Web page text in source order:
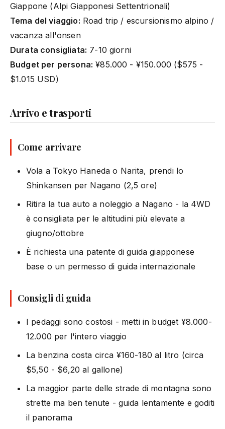
Giappone (Alpi Giapponesi Settentrionali)
Tema del viaggio: Road trip / escursionismo alpino /
vacanza all'onsen
Durata consigliata: 7-10 giorni
Budget per persona: ¥85.000 - ¥150.000 ($575 -
$1.015 USD)
Arrivo e trasporti
Come arrivare
Vola a Tokyo Haneda o Narita, prendi lo
Shinkansen per Nagano (2,5 ore)
Ritira la tua auto a noleggio a Nagano - la 4WD
è consigliata per le altitudini più elevate a
giugno/ottobre
È richiesta una patente di guida giapponese
base o un permesso di guida internazionale
Consigli di guida
I pedaggi sono costosi - metti in budget ¥8.000-
12.000 per l'intero viaggio
La benzina costa circa ¥160-180 al litro (circa
$5,50 - $6,20 al gallone)
La maggior parte delle strade di montagna sono
strette ma ben tenute - guida lentamente e goditi
il panorama